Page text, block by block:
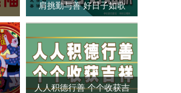
肩挑勤与善 好日子如歌
人人积德行善 个个收获吉